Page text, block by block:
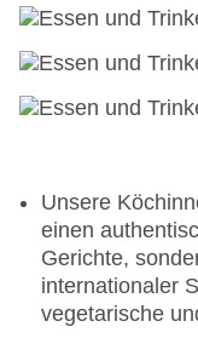
Unsere
einen
Gerichte,
internationaler
vegetarische